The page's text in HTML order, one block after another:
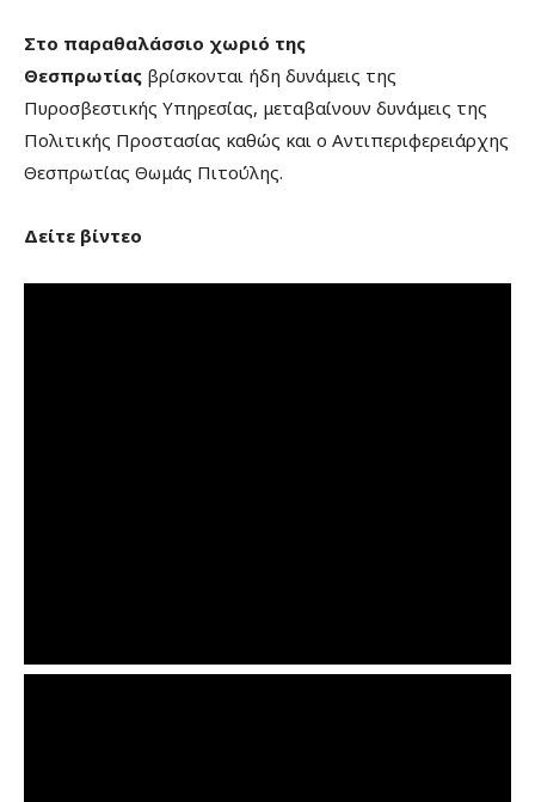
Στο παραθαλάσσιο χωριό της
Θεσπρωτίας βρίσκονται ήδη δυνάμεις της
Πυροσβεστικής Υπηρεσίας, μεταβαίνουν δυνάμεις της
Πολιτικής Προστασίας καθώς και ο Αντιπεριφερειάρχης
Θεσπρωτίας Θωμάς Πιτούλης.
Δείτε βίντεο